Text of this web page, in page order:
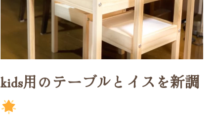
kids用のテーブルとイスを新調